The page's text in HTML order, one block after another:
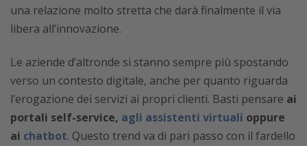
una relazione molto stretta che darà finalmente il via
libera all’innovazione.
Le aziende d’altronde si stanno sempre più spostando
verso un contesto digitale, anche per quanto riguarda
l’erogazione dei servizi ai propri clienti. Basti pensare ai
portali self-service, agli assistenti virtuali oppure
ai chatbot. Questo trend va di pari passo con il fardello